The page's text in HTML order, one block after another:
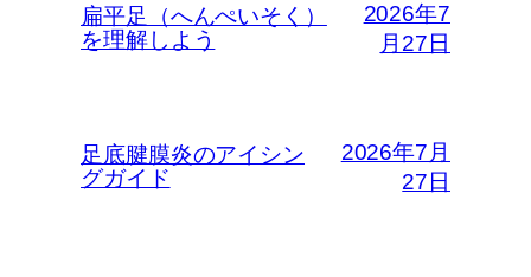
扁平足（へんぺいそく）
を理解しよう
2026年7
月27日
足底腱膜炎のアイシン
グガイド
2026年7月
27日